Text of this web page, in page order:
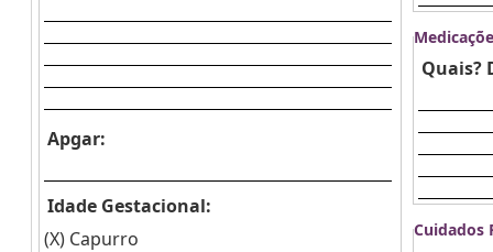
Apgar:
Idade Gestacional:
(X) Capurro
Quais?
Cuidados